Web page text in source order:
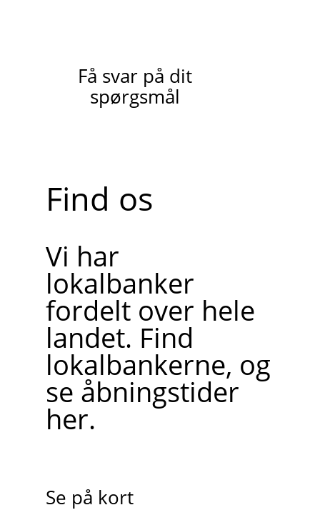
Få svar på dit
spørgsmål
Find os
Vi har
lokalbanker
fordelt over hele
landet. Find
lokalbankerne, og
se åbningstider
her.
Se på kort